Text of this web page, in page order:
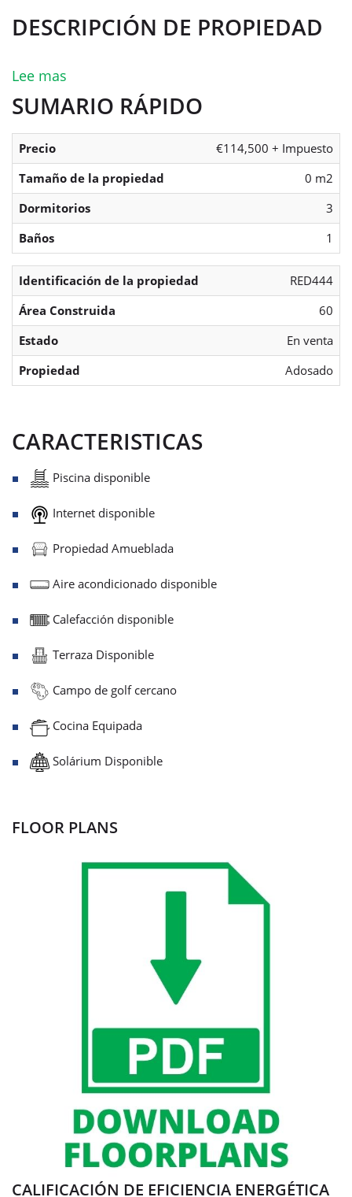
DESCRIPCIÓN DE PROPIEDAD
Lee mas
SUMARIO RÁPIDO
Precio
€114,500 + Impuesto
Tamaño de la propiedad
0 m2
Dormitorios
3
Baños
1
Identificación de la propiedad
RED444
Área Construida
60
Estado
En venta
Propiedad
Adosado
CARACTERISTICAS
Piscina disponible
Internet disponible
Propiedad Amueblada
Aire acondicionado disponible
Calefacción disponible
Terraza Disponible
Campo de golf cercano
Cocina Equipada
Solárium Disponible
FLOOR PLANS
CALIFICACIÓN DE EFICIENCIA ENERGÉTICA